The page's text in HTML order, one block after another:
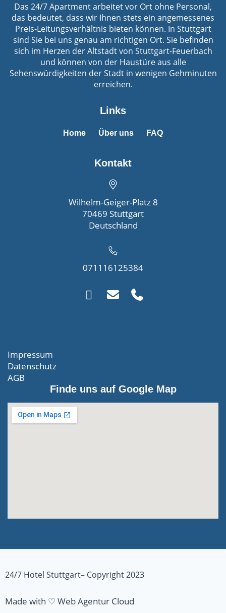
Das 24/7 Apartment arbeitet vor Ort ohne Personal,
das bedeutet, dass wir Ihnen stets ein angemessenes
Preis-Leitungsverhältnis bieten können. In Stuttgart
sind Sie bei uns genau am richtigen Ort. Sie befinden
sich im Herzen der Altstadt von Stuttgart-Feuerbach
und können von der Haustüre aus alle
Sehenswürdigkeiten der Stadt in wenigen Gehminuten
erreichen.
Links
Home Über uns FAQ
Kontakt
Wilhelm-Geiger-Platz 8
70469 Stuttgart
Deutschland
071116125384
Impressum
Datenschutz
AGB
Finde uns auf Google Map
24/7 Hotel Stuttgart– Copyright 2023
Made with ♡ Web Agentur Cloud